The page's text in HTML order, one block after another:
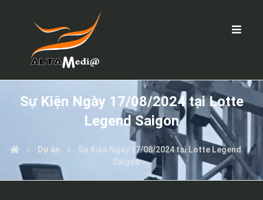
Sự Kiện Ngày 17/08/2024 tại Lotte
Legend Saigon
Dự án
Sự Kiện Ngày 17/08/2024 tại Lotte Legend
Saigon